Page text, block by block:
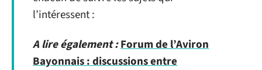
l’intéressent :
A lire également :Forum de l’Aviron
Bayonnais : discussions entre